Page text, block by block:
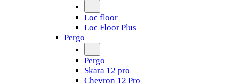
Loc floor
Loc Floor Plus
Pergo
Pergo
Skara 12 pro
Chevron 12 Pro